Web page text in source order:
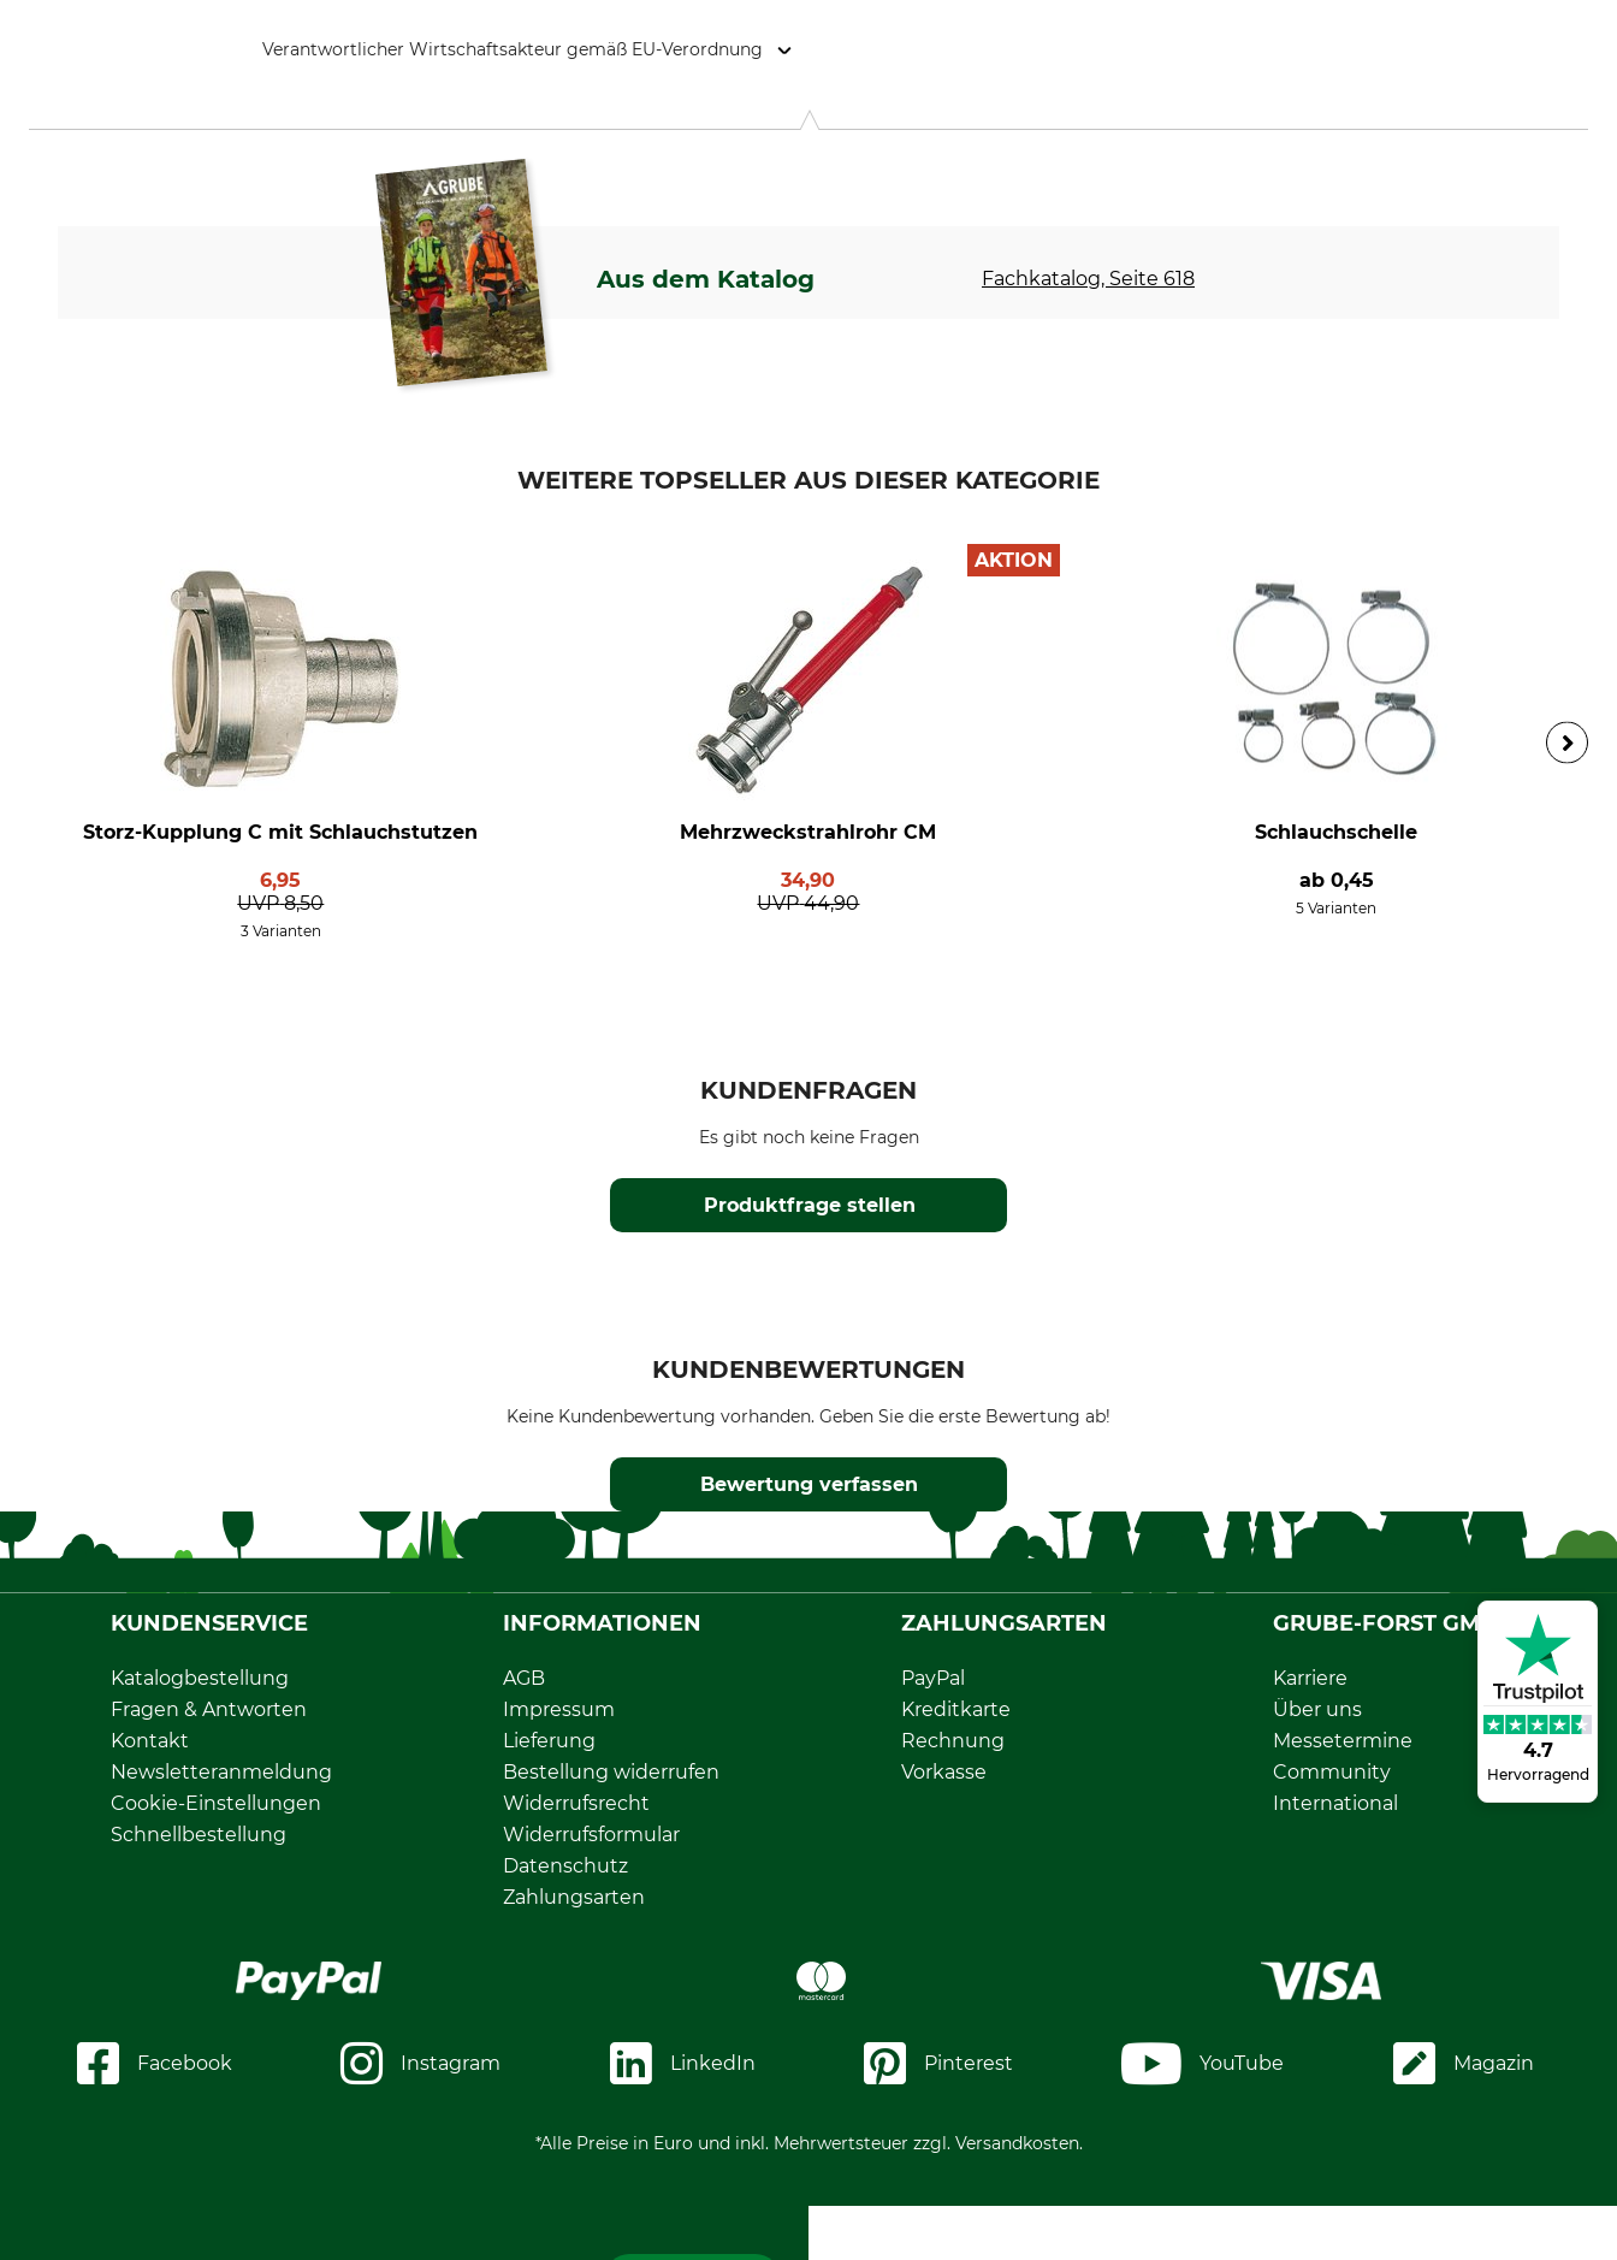
4.7
Hervorragend
Verantwortlicher Wirtschaftsakteur gemäß EU-Verordnung
Aus dem Katalog Fachkatalog, Seite 618
WEITERE TOPSELLER AUS DIESER KATEGORIE
Storz-Kupplung C mit Schlauchstutzen
6,95
UVP 8,50
3 Varianten
AKTION
Mehrzweckstrahlrohr CM
34,90
UVP 44,90
Schlauchschelle
ab 0,45
5 Varianten
KUNDENFRAGEN
Produktfrage stellen
Es gibt noch keine Fragen
KUNDENBEWERTUNGEN
Keine Kundenbewertung vorhanden. Geben Sie die erste Bewertung ab!
Bewertung verfassen
KUNDENSERVICE
Katalogbestellung
Fragen & Antworten
Kontakt
Newsletteranmeldung
Cookie-Einstellungen
Schnellbestellung
INFORMATIONEN
AGB
Impressum
Lieferung
Bestellung widerrufen
Widerrufsrecht
Widerrufsformular
Datenschutz
Zahlungsarten
ZAHLUNGSARTEN
PayPal
Kreditkarte
Rechnung
Vorkasse
GRUBE-FORST GMBH
Karriere
Über uns
Messetermine
Community
International
Facebook Instagram LinkedIn Pinterest YouTube Magazin
*Alle Preise in Euro und inkl. Mehrwertsteuer zzgl. Versandkosten.